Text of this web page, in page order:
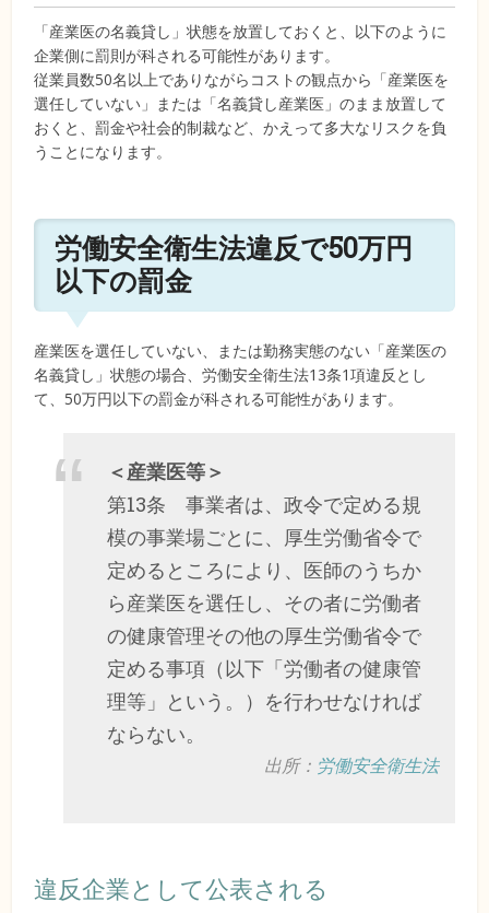
「産業医の名義貸し」状態を放置しておくと、以下のように
企業側に罰則が科される可能性があります。
従業員数50名以上でありながらコストの観点から「産業医を
選任していない」または「名義貸し産業医」のまま放置して
おくと、罰金や社会的制裁など、かえって多大なリスクを負
うことになります。
労働安全衛生法違反で50万円
以下の罰金
産業医を選任していない、または勤務実態のない「産業医の
名義貸し」状態の場合、労働安全衛生法13条1項違反とし
て、50万円以下の罰金が科される可能性があります。
＜産業医等＞
第13条 事業者は、政令で定める規
模の事業場ごとに、厚生労働省令で
定めるところにより、医師のうちか
ら産業医を選任し、その者に労働者
の健康管理その他の厚生労働省令で
定める事項（以下「労働者の健康管
理等」という。）を行わせなければ
ならない。
出所： 労働安全衛生法
違反企業として公表される